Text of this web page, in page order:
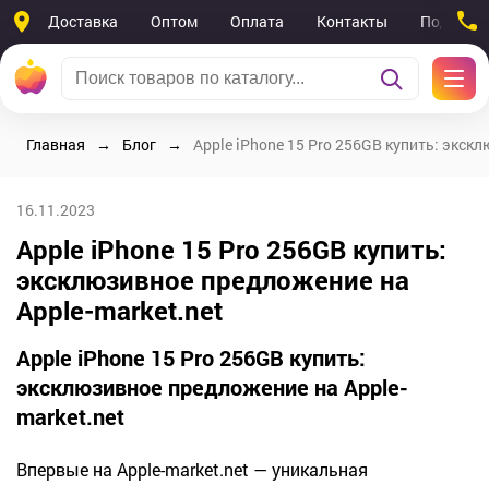
Доставка Оптом Оплата Контакты
Главная Блог Apple iPhone 15 Pro 256GB купить:
16.11.2023
Apple iPhone 15 Pro 256GB купить:
эксклюзивное предложение на
Apple-market.net
Apple iPhone 15 Pro 256GB купить:
эксклюзивное предложение на Apple-
market.net
Впервые на Apple-market.net — уникальная